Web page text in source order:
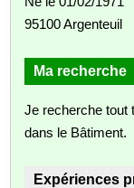
95100 Argenteuil
Ma recherche
Je recherche tout
dans le Bâtiment.
Expériences